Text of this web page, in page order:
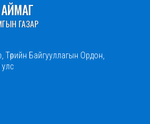
ГАЗАР
Байгууллагын Ордон,